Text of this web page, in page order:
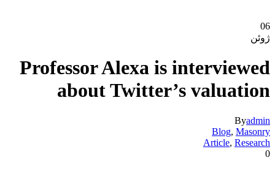
06
ژوئن
Professor Alexa is interviewed
about Twitter’s valuation
Byadmin
Blog, Masonry
Article, Research
0